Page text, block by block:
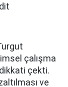
çalışma
dikkati çekti.
ve